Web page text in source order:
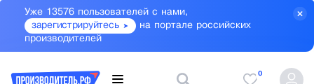
Уже 13576 пользователей с нами,
зарегистрируйтесь
на портале российских
производителей
0